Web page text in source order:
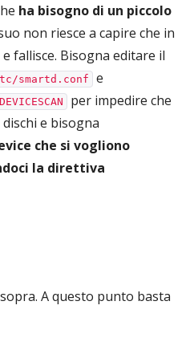
ha bisogno di un piccolo
non riesce a capire che in
fallisce. Bisogna editare il
smartd.conf
e
DEVICESCAN
per impedire che
e bisogna
che si vogliono
la direttiva
A questo punto basta